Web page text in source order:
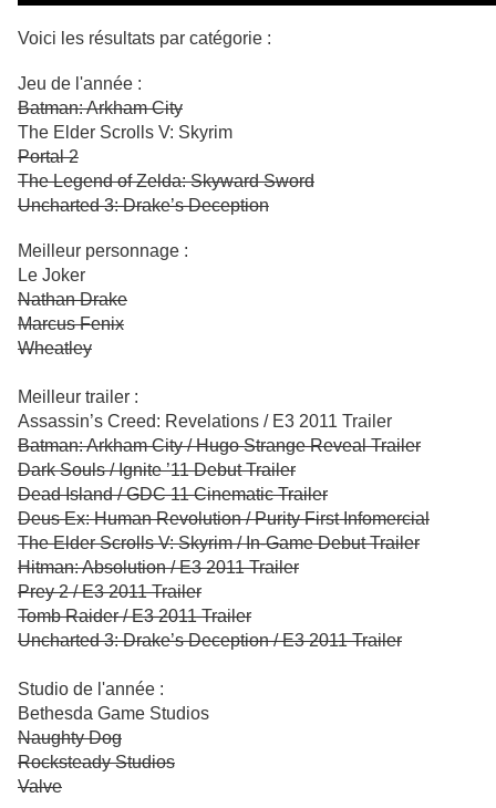
Voici les résultats par catégorie :
Jeu de l'année :
Batman: Arkham City
The Elder Scrolls V: Skyrim
Portal 2
The Legend of Zelda: Skyward Sword
Uncharted 3: Drake’s Deception
Meilleur personnage :
Le Joker
Nathan Drake
Marcus Fenix
Wheatley
Meilleur trailer :
Assassin’s Creed: Revelations / E3 2011 Trailer
Batman: Arkham City / Hugo Strange Reveal Trailer
Dark Souls / Ignite ’11 Debut Trailer
Dead Island / GDC 11 Cinematic Trailer
Deus Ex: Human Revolution / Purity First Infomercial
The Elder Scrolls V: Skyrim / In-Game Debut Trailer
Hitman: Absolution / E3 2011 Trailer
Prey 2 / E3 2011 Trailer
Tomb Raider / E3 2011 Trailer
Uncharted 3: Drake’s Deception / E3 2011 Trailer
Studio de l'année :
Bethesda Game Studios
Naughty Dog
Rocksteady Studios
Valve